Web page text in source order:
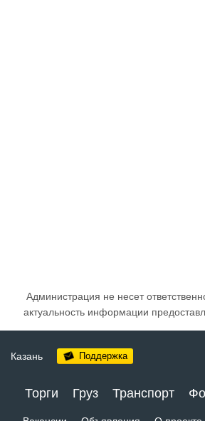
Администрация не несет
актуальность информации
Казань Поддержка
Торги Груз Транспорт